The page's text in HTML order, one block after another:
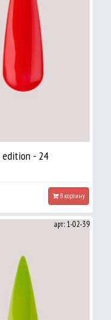
edition - 24
В корзину
арт: 1-02-39